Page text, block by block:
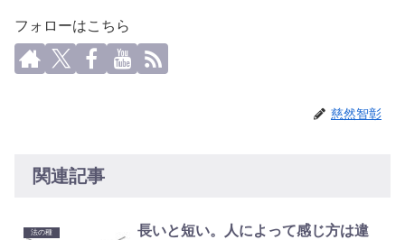
フォローはこちら
慈然智彰
関連記事
法の種
長いと短い。人によって感じ方は違